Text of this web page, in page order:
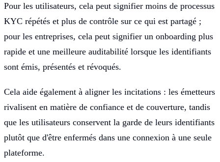
Pour les utilisateurs, cela peut signifier moins de processus
KYC répétés et plus de contrôle sur ce qui est partagé ;
pour les entreprises, cela peut signifier un onboarding plus
rapide et une meilleure auditabilité lorsque les identifiants
sont émis, présentés et révoqués.
Cela aide également à aligner les incitations : les émetteurs
rivalisent en matière de confiance et de couverture, tandis
que les utilisateurs conservent la garde de leurs identifiants
plutôt que d'être enfermés dans une connexion à une seule
plateforme.